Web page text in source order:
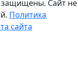
защищены. Сайт не
Политика
сайта